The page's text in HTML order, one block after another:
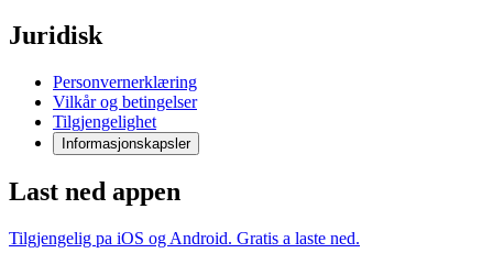
Juridisk
Personvernerklæring
Vilkår og betingelser
Tilgjengelighet
Informasjonskapsler
Last ned appen
Tilgjengelig pa iOS og Android. Gratis a laste ned.